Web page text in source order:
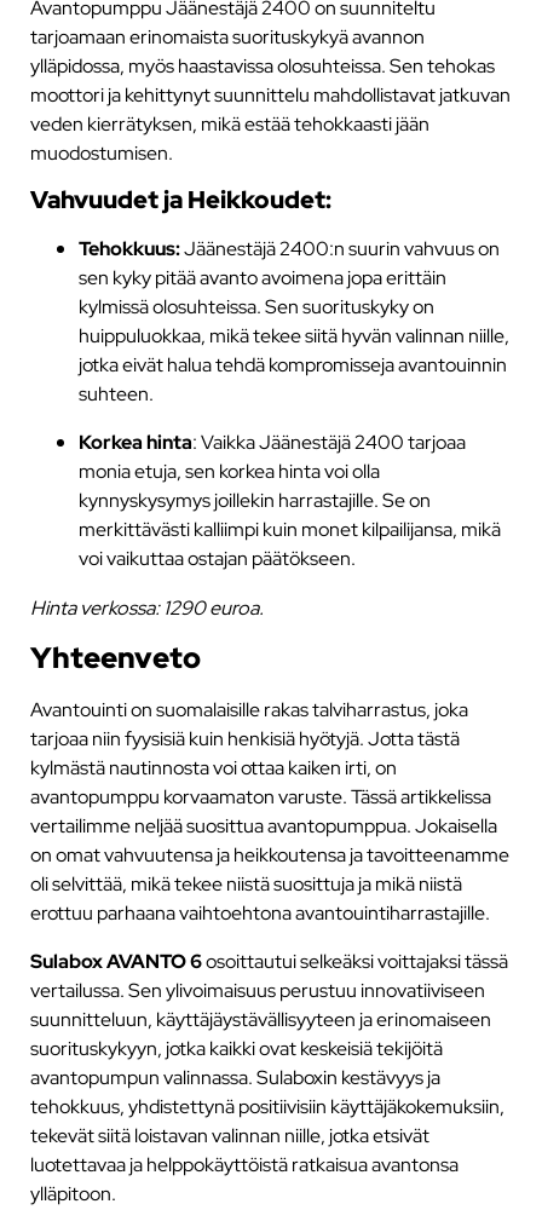
Avantopumppu Jäänestäjä 2400 on suunniteltu
tarjoamaan erinomaista suorituskykyä avannon
ylläpidossa, myös haastavissa olosuhteissa. Sen tehokas
moottori ja kehittynyt suunnittelu mahdollistavat jatkuvan
veden kierrätyksen, mikä estää tehokkaasti jään
muodostumisen.
Vahvuudet ja Heikkoudet:
Tehokkuus:Jäänestäjä 2400:n suurin vahvuus on
sen kyky pitää avanto avoimena jopa erittäin
kylmissä olosuhteissa. Sen suorituskyky on
huippuluokkaa, mikä tekee siitä hyvän valinnan niille,
jotka eivät halua tehdä kompromisseja avantouinnin
suhteen.
Korkea hinta: Vaikka Jäänestäjä 2400 tarjoaa
monia etuja, sen korkea hinta voi olla
kynnyskysymys joillekin harrastajille. Se on
merkittävästi kalliimpi kuin monet kilpailijansa, mikä
voi vaikuttaa ostajan päätökseen.
Hinta verkossa: 1290 euroa.
Yhteenveto
Avantouinti on suomalaisille rakas talviharrastus, joka
tarjoaa niin fyysisiä kuin henkisiä hyötyjä. Jotta tästä
kylmästä nautinnosta voi ottaa kaiken irti, on
avantopumppu korvaamaton varuste. Tässä artikkelissa
vertailimme neljää suosittua avantopumppua. Jokaisella
on omat vahvuutensa ja heikkoutensa ja tavoitteenamme
oli selvittää, mikä tekee niistä suosittuja ja mikä niistä
erottuu parhaana vaihtoehtona avantouintiharrastajille.
Sulabox AVANTO 6osoittautui selkeäksi voittajaksi tässä
vertailussa. Sen ylivoimaisuus perustuu innovatiiviseen
suunnitteluun, käyttäjäystävällisyyteen ja erinomaiseen
suorituskykyyn, jotka kaikki ovat keskeisiä tekijöitä
avantopumpun valinnassa. Sulaboxin kestävyys ja
tehokkuus, yhdistettynä positiivisiin käyttäjäkokemuksiin,
tekevät siitä loistavan valinnan niille, jotka etsivät
luotettavaa ja helppokäyttöistä ratkaisua avantonsa
ylläpitoon.